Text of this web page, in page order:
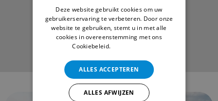
Deze website gebruikt cookies om uw
gebruikerservaring te verbeteren. Door onze
website te gebruiken, stemt u in met alle
cookies in overeenstemming met ons
Cookiebeleid.
ALLES ACCEPTEREN
ALLES AFWIJZEN